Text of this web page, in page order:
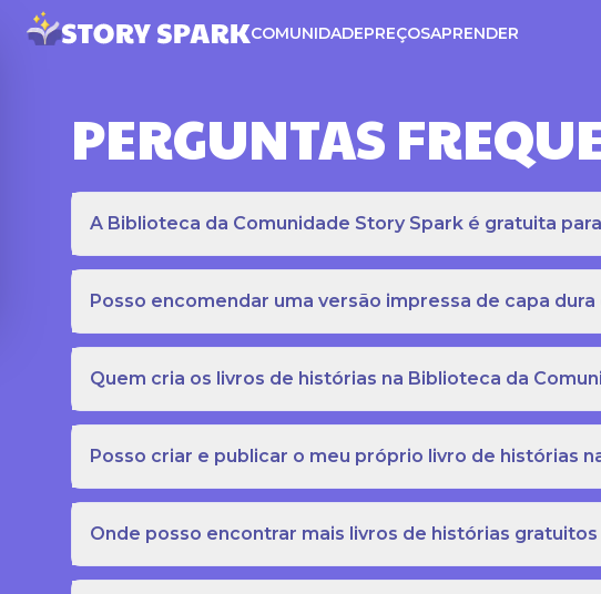
COMUNIDADEPREÇOSAPRENDER
PERGUNTAS
A Biblioteca da Comunidade Story Spark é gratuita
Posso encomendar uma versão impressa de capa
Quem cria os livros de histórias na Biblioteca da
Posso criar e publicar o meu próprio livro de histórias
Onde posso encontrar mais livros de histórias gratuitos